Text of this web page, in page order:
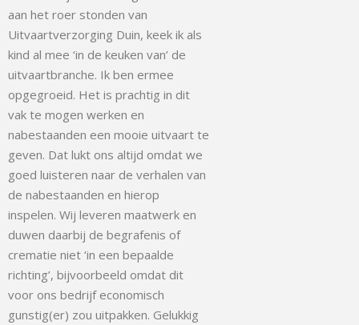
aan het roer stonden van
Uitvaartverzorging Duin, keek ik als
kind al mee ‘in de keuken van’ de
uitvaartbranche. Ik ben ermee
opgegroeid. Het is prachtig in dit
vak te mogen werken en
nabestaanden een mooie uitvaart te
geven. Dat lukt ons altijd omdat we
goed luisteren naar de verhalen van
de nabestaanden en hierop
inspelen. Wij leveren maatwerk en
duwen daarbij de begrafenis of
crematie niet ‘in een bepaalde
richting’, bijvoorbeeld omdat dit
voor ons bedrijf economisch
gunstig(er) zou uitpakken. Gelukkig